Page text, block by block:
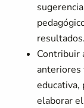
resultados.
Contribuir
anteriores
educativa,
elaborar